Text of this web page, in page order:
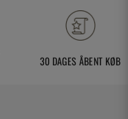
30 DAGES ÅBENT KØB